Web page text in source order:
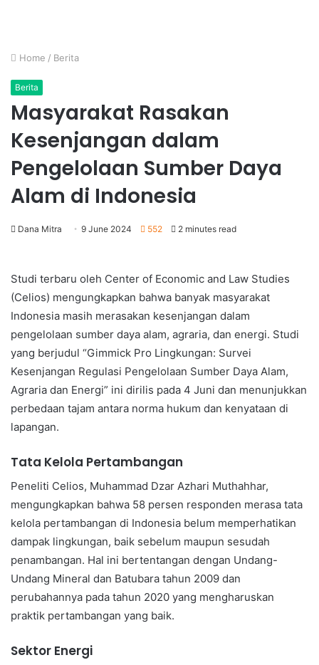
Home / Berita
Berita
Masyarakat Rasakan
Kesenjangan dalam
Pengelolaan Sumber Daya
Alam di Indonesia
Dana Mitra 9 June 2024 552 2 minutes read
Studi terbaru oleh Center of Economic and Law Studies
(Celios) mengungkapkan bahwa banyak masyarakat
Indonesia masih merasakan kesenjangan dalam
pengelolaan sumber daya alam, agraria, dan energi. Studi
yang berjudul “Gimmick Pro Lingkungan: Survei
Kesenjangan Regulasi Pengelolaan Sumber Daya Alam,
Agraria dan Energi” ini dirilis pada 4 Juni dan menunjukkan
perbedaan tajam antara norma hukum dan kenyataan di
lapangan.
Tata Kelola Pertambangan
Peneliti Celios, Muhammad Dzar Azhari Muthahhar,
mengungkapkan bahwa 58 persen responden merasa tata
kelola pertambangan di Indonesia belum memperhatikan
dampak lingkungan, baik sebelum maupun sesudah
penambangan. Hal ini bertentangan dengan Undang-
Undang Mineral dan Batubara tahun 2009 dan
perubahannya pada tahun 2020 yang mengharuskan
praktik pertambangan yang baik.
Sektor Energi